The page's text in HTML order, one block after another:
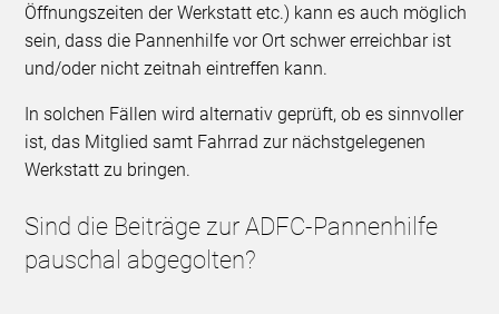
Öffnungszeiten der Werkstatt etc.) kann es auch möglich
sein, dass die Pannenhilfe vor Ort schwer erreichbar ist
und/oder nicht zeitnah eintreffen kann.
In solchen Fällen wird alternativ geprüft, ob es sinnvoller
ist, das Mitglied samt Fahrrad zur nächstgelegenen
Werkstatt zu bringen.
Sind die Beiträge zur ADFC-Pannenhilfe
pauschal abgegolten?